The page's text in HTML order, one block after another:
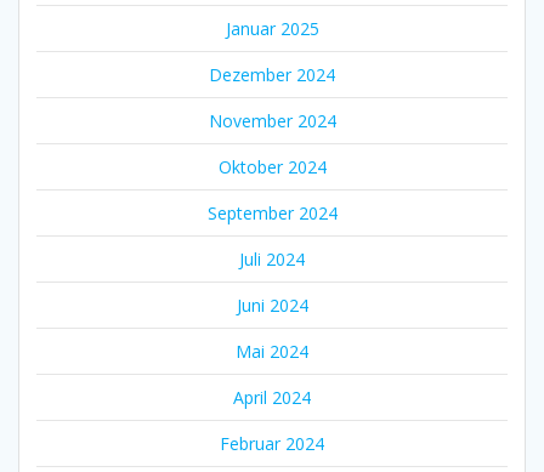
Januar 2025
Dezember 2024
November 2024
Oktober 2024
September 2024
Juli 2024
Juni 2024
Mai 2024
April 2024
Februar 2024